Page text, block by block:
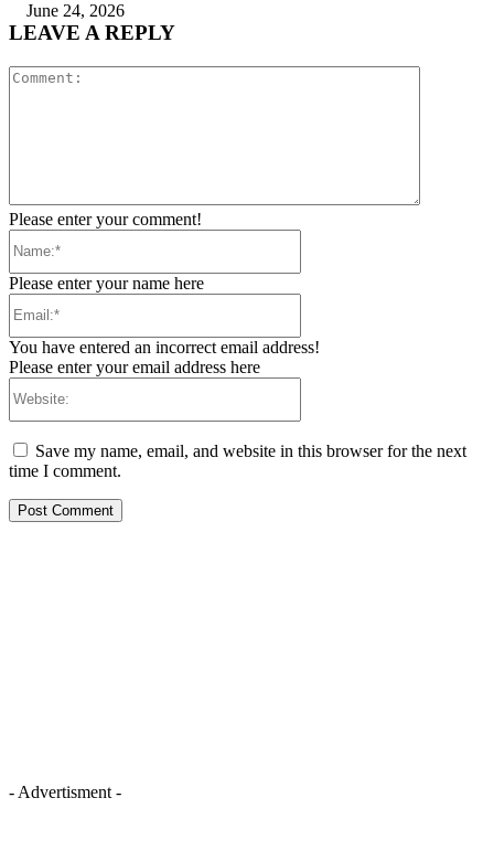
June 24, 2026
LEAVE A REPLY
Please enter your comment!
Please enter your name here
You have entered an incorrect email address!
Please enter your email address here
Save my name, email, and website in this browser for the next
time I comment.
- Advertisment -